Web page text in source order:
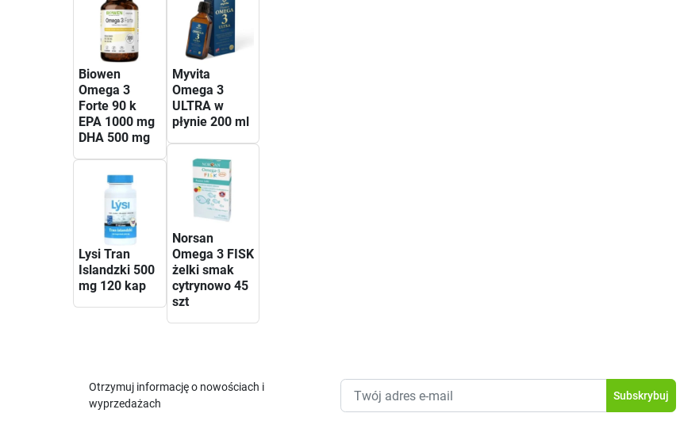
Biowen
Omega 3
Forte 90 k
EPA 1000 mg
DHA 500 mg
Lysi Tran
Islandzki 500
mg 120 kap
Myvita
Omega 3
ULTRA w
płynie 200 ml
Norsan
Omega 3 FISK
żelki smak
cytrynowo 45
szt
Otrzymuj informację o nowościach i
wyprzedażach